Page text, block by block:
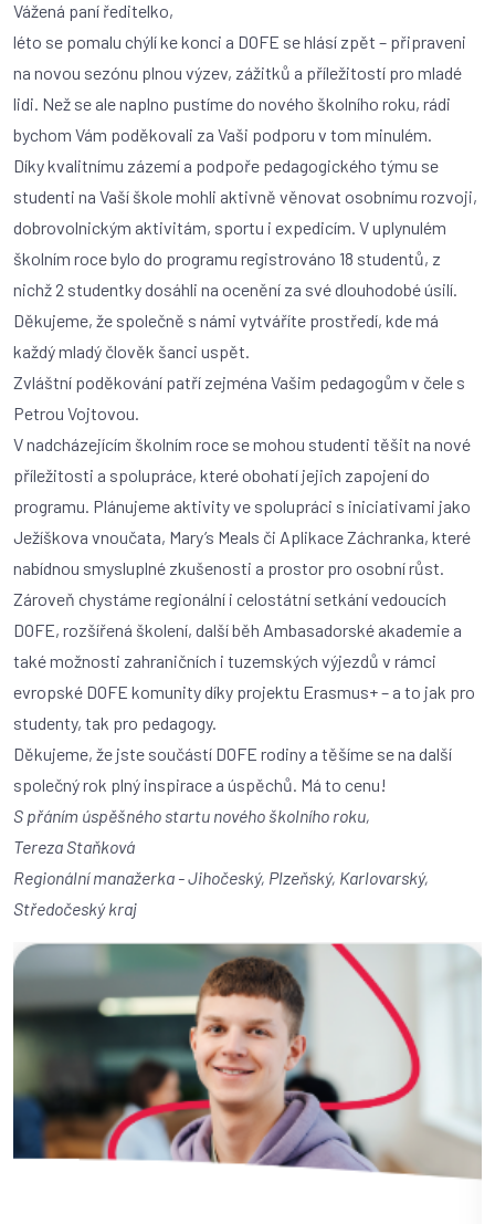
Vážená paní ředitelko,
léto se pomalu chýlí ke konci a DOFE se hlásí zpět – připraveni
na novou sezónu plnou výzev, zážitků a příležitostí pro mladé
lidi. Než se ale naplno pustíme do nového školního roku, rádi
bychom Vám poděkovali za Vaši podporu v tom minulém.
Díky kvalitnímu zázemí a podpoře pedagogického týmu se
studenti na Vaší škole mohli aktivně věnovat osobnímu rozvoji,
dobrovolnickým aktivitám, sportu i expedicím. V uplynulém
školním roce bylo do programu registrováno 18 studentů, z
nichž 2 studentky dosáhli na ocenění za své dlouhodobé úsilí.
Děkujeme, že společně s námi vytváříte prostředí, kde má
každý mladý člověk šanci uspět.
Zvláštní poděkování patří zejména Vašim pedagogům v čele s
Petrou Vojtovou.
V nadcházejícím školním roce se mohou studenti těšit na nové
příležitosti a spolupráce, které obohatí jejich zapojení do
programu. Plánujeme aktivity ve spolupráci s iniciativami jako
Ježíškova vnoučata, Mary’s Meals či Aplikace Záchranka, které
nabídnou smysluplné zkušenosti a prostor pro osobní růst.
Zároveň chystáme regionální i celostátní setkání vedoucích
DOFE, rozšířená školení, další běh Ambasadorské akademie a
také možnosti zahraničních i tuzemských výjezdů v rámci
evropské DOFE komunity díky projektu Erasmus+ – a to jak pro
studenty, tak pro pedagogy.
Děkujeme, že jste součástí DOFE rodiny a těšíme se na další
společný rok plný inspirace a úspěchů. Má to cenu!
S přáním úspěšného startu nového školního roku,
Tereza Staňková
Regionální manažerka - Jihočeský, Plzeňský, Karlovarský,
Středočeský kraj